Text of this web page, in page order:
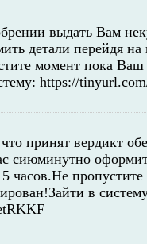
выдать Вам
детали перейдя на
момент пока Ваш
https://
принят вердикт
сиюминутно
часов.Не
в